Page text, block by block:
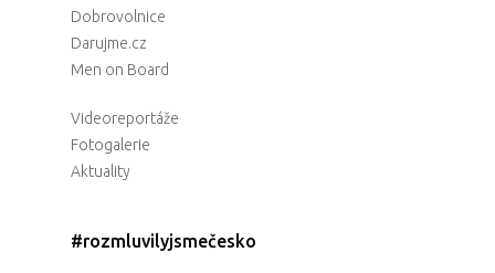
Dobrovolnice
Darujme.cz
Men on Board
Videoreportáže
Fotogalerie
Aktuality
#rozmluvilyjsmečesko